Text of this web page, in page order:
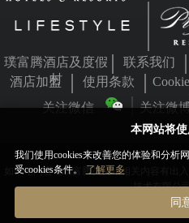
本网站将使
我们使用cookies来改善您的体验和分析
受cookies条件。
了解更多
同
璞富腾酒店及度假
村
联系我们
酒店加盟
使用条款
关注微信 关注微
如本站内容与璞富腾英文站相关内容有出
技术有限公